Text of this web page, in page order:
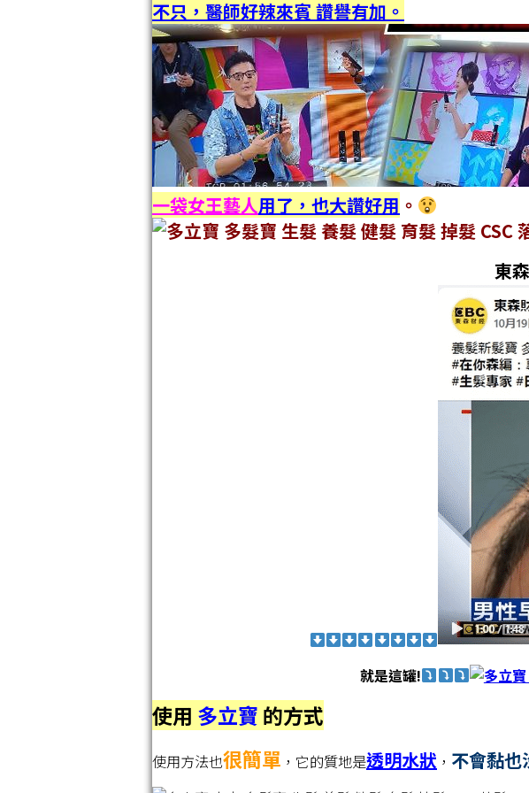
不只，醫師好辣來賓 讚譽有加。
一袋女王藝人用了，也大讚好用 。
東
就是這罐!
使用 多立寶 的方式
使用方法也很簡單 ，它的質地是透明水狀 ， 不會黏也